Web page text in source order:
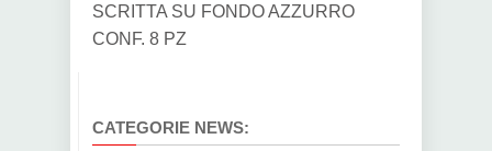
SCRITTA SU FONDO AZZURRO
CONF. 8 PZ
CATEGORIE NEWS: